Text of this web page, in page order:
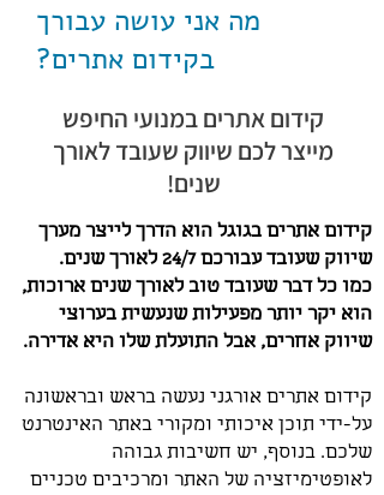
מה אני עושה עבורך
בקידום אתרים?
קידום אתרים במנועי החיפש
מייצר לכם שיווק שעובד לאורך
שנים!
קידום אתרים בגוגל הוא הדרך לייצר מערך
שיווק שעובד עבורכם 24/7 לאורך שנים.
כמו כל דבר שעובד טוב לאורך שנים ארוכות,
הוא יקר יותר מפעילות שנעשית בערוצי
שיווק אחרים, אבל התועלת שלו היא אדירה.
קידום אתרים אורגני נעשה בראש ובראשונה
על-ידי תוכן איכותי ומקורי באתר האינטרנט
שלכם. בנוסף, יש חשיבות גבוהה
לאופטימיזציה של האתר ומרכיבים טכניים